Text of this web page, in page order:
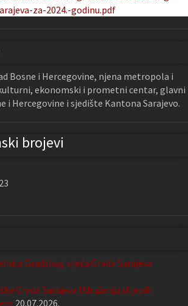
za-2024.-godinu.pdf
Bosne i Hercegovine, njena metropola i
ekonomski i prometni centar, glavni
i Hercegovine i sjedište Kantona Sarajevo.
brojevi
Gradskog vijeća Grada Sarajeva
Grada Sarajeva Udruženju slijepih
20.07.2026.